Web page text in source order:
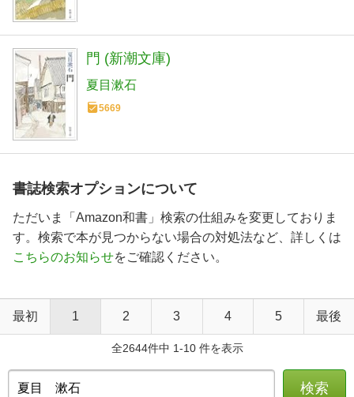
門 (新潮文庫)
夏目漱石
5669
書誌検索オプションについて
ただいま「Amazon和書」検索の仕組みを変更しておりま
す。検索で本が見つからない場合の対処法など、詳しくは
こちらのお知らせをご確認ください。
最初 1 2 3 4 5 最後
全2644件中 1-10 件を表示
検索